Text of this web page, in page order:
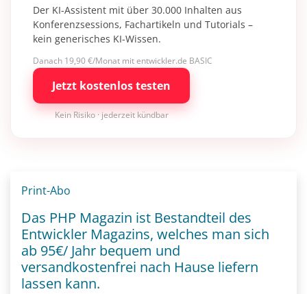
Der KI-Assistent mit über 30.000 Inhalten aus
Konferenzsessions, Fachartikeln und Tutorials –
kein generisches KI-Wissen.
Danach 19,90 €/Monat mit entwickler.de BASIC
Jetzt kostenlos testen
Kein Risiko · jederzeit kündbar
Print-Abo
Das PHP Magazin ist Bestandteil des
Entwickler Magazins, welches man sich
ab 95€/ Jahr bequem und
versandkostenfrei nach Hause liefern
lassen kann.